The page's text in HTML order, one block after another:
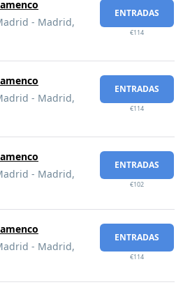
- Madrid,
ENTRADAS
€114
- Madrid,
ENTRADAS
€114
- Madrid,
ENTRADAS
€102
- Madrid,
ENTRADAS
€114